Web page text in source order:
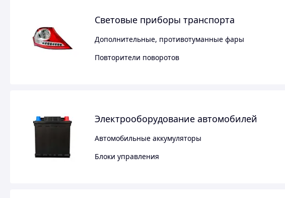
Световые приборы транспорта
Дополнительные, противотуманные фары
Повторители поворотов
Электрооборудование автомобилей
Автомобильные аккумуляторы
Блоки управления